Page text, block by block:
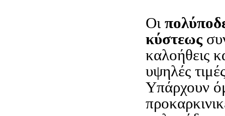
Οι
κύστεως
καλοήθεις
υψηλές
Υπάρχουν